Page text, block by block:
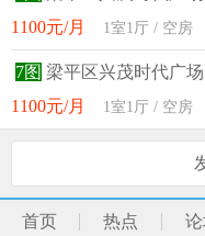
1100元/月
1室1厅 / 空房
7图 梁平区兴茂时代广场
1100元/月
1室1厅 / 空房
首页 热点